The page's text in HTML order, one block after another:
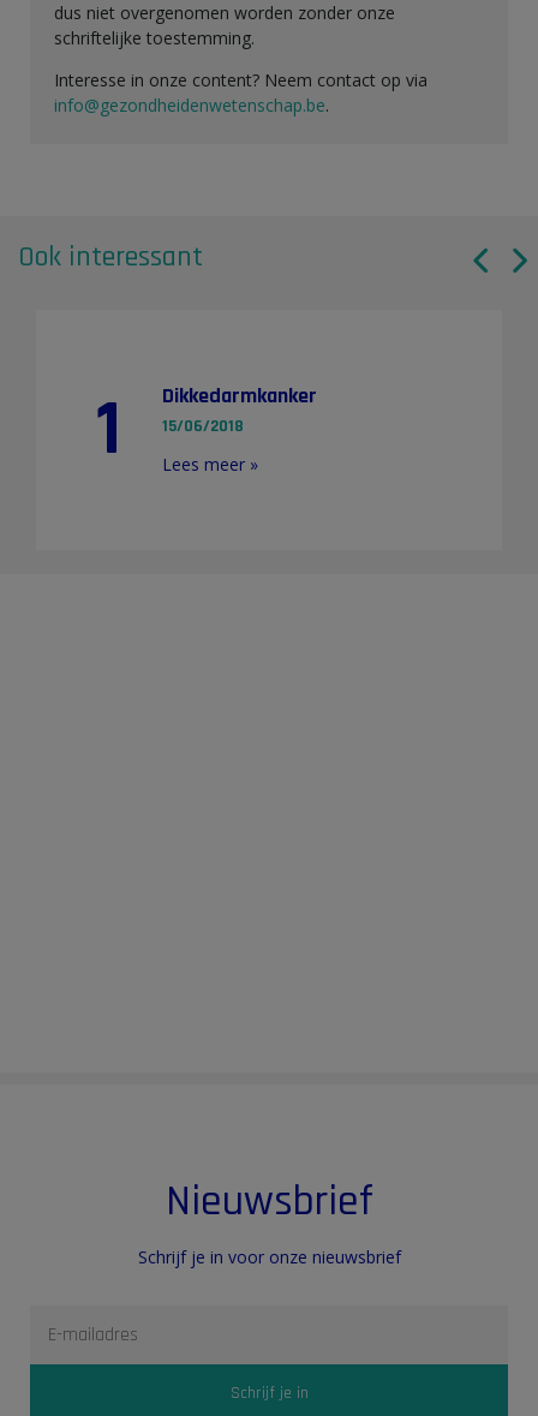
dus niet overgenomen worden zonder onze
schriftelijke toestemming.
Interesse in onze content? Neem contact op via
info@gezondheidenwetenschap.be.
Ook interessant
1 Dikkedarmkanker
15/06/2018
Lees meer »
Nieuwsbrief
Schrijf je in voor onze nieuwsbrief